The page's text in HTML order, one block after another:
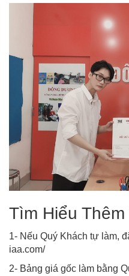
Tìm Hiểu Thêm
1- Nếu Quý Khách tự làm,
iaa.com/
2- Bảng giá gốc làm bằng